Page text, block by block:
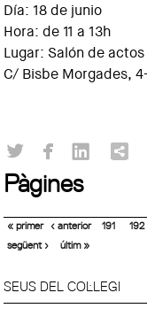
Día: 18 de junio
Hora: de 11 a 13h
Lugar: Salón de
C/ Bisbe Morgades,
Pàgines
« primer ‹ anterior 191 192
següent ›
últim »
SEUS DEL COL·LEGI